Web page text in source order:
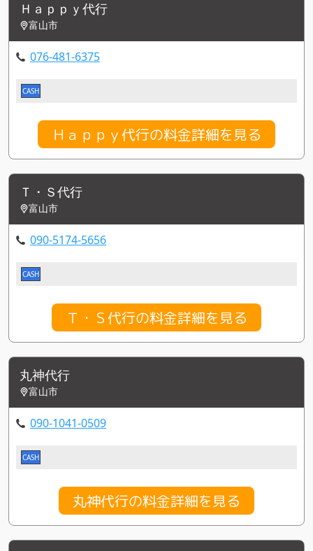
Ｈａｐｐｙ代行
富山市
076-481-6375
CASH
Ｈａｐｐｙ代行の料金詳細を見る
Ｔ・Ｓ代行
富山市
090-5174-5656
CASH
Ｔ・Ｓ代行の料金詳細を見る
丸神代行
富山市
090-1041-0509
CASH
丸神代行の料金詳細を見る